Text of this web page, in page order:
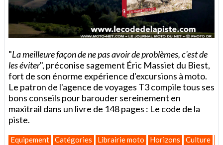
"La meilleure façon de ne pas avoir de problèmes, c'est de
les éviter", préconise sagement Éric Massiet du Biest,
fort de son énorme expérience d'excursions à moto.
Le patron de l'agence de voyages T3 compile tous ses
bons conseils pour barouder sereinement en
maxitrail dans un livre de 148 pages : Le code de la
piste.
Equipement Catégories Librairie moto Horizons Culture